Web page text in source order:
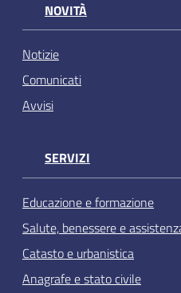
NOVITÀ
Notizie
Comunicati
Avvisi
SERVIZI
Educazione e formazione
Salute, benessere e
Catasto e urbanistica
Anagrafe e stato civile